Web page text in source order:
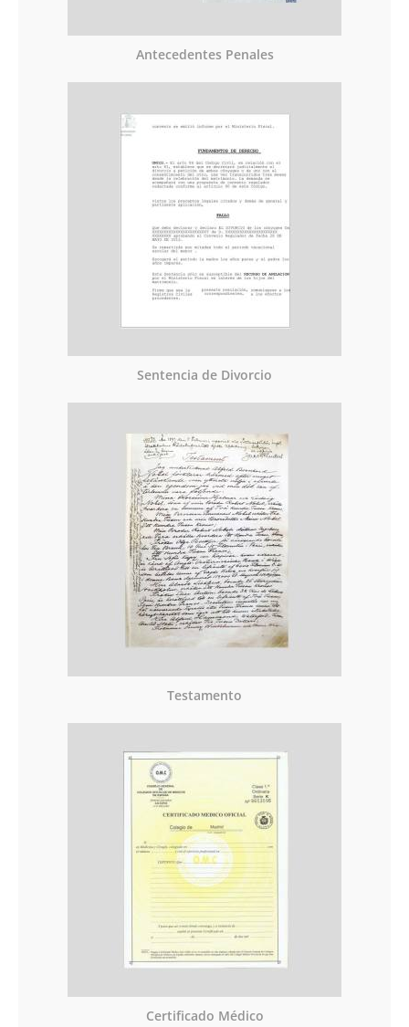
Antecedentes Penales
Sentencia de Divorcio
Testamento
Certificado Médico